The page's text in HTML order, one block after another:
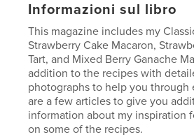
Informazioni sul libro
This magazine includes my
Strawberry Cake Macaron,
Tart, and Mixed Berry Ganache
addition to the recipes with
photographs to help you through
are a few articles to give you
information about my inspiration
on some of the recipes.